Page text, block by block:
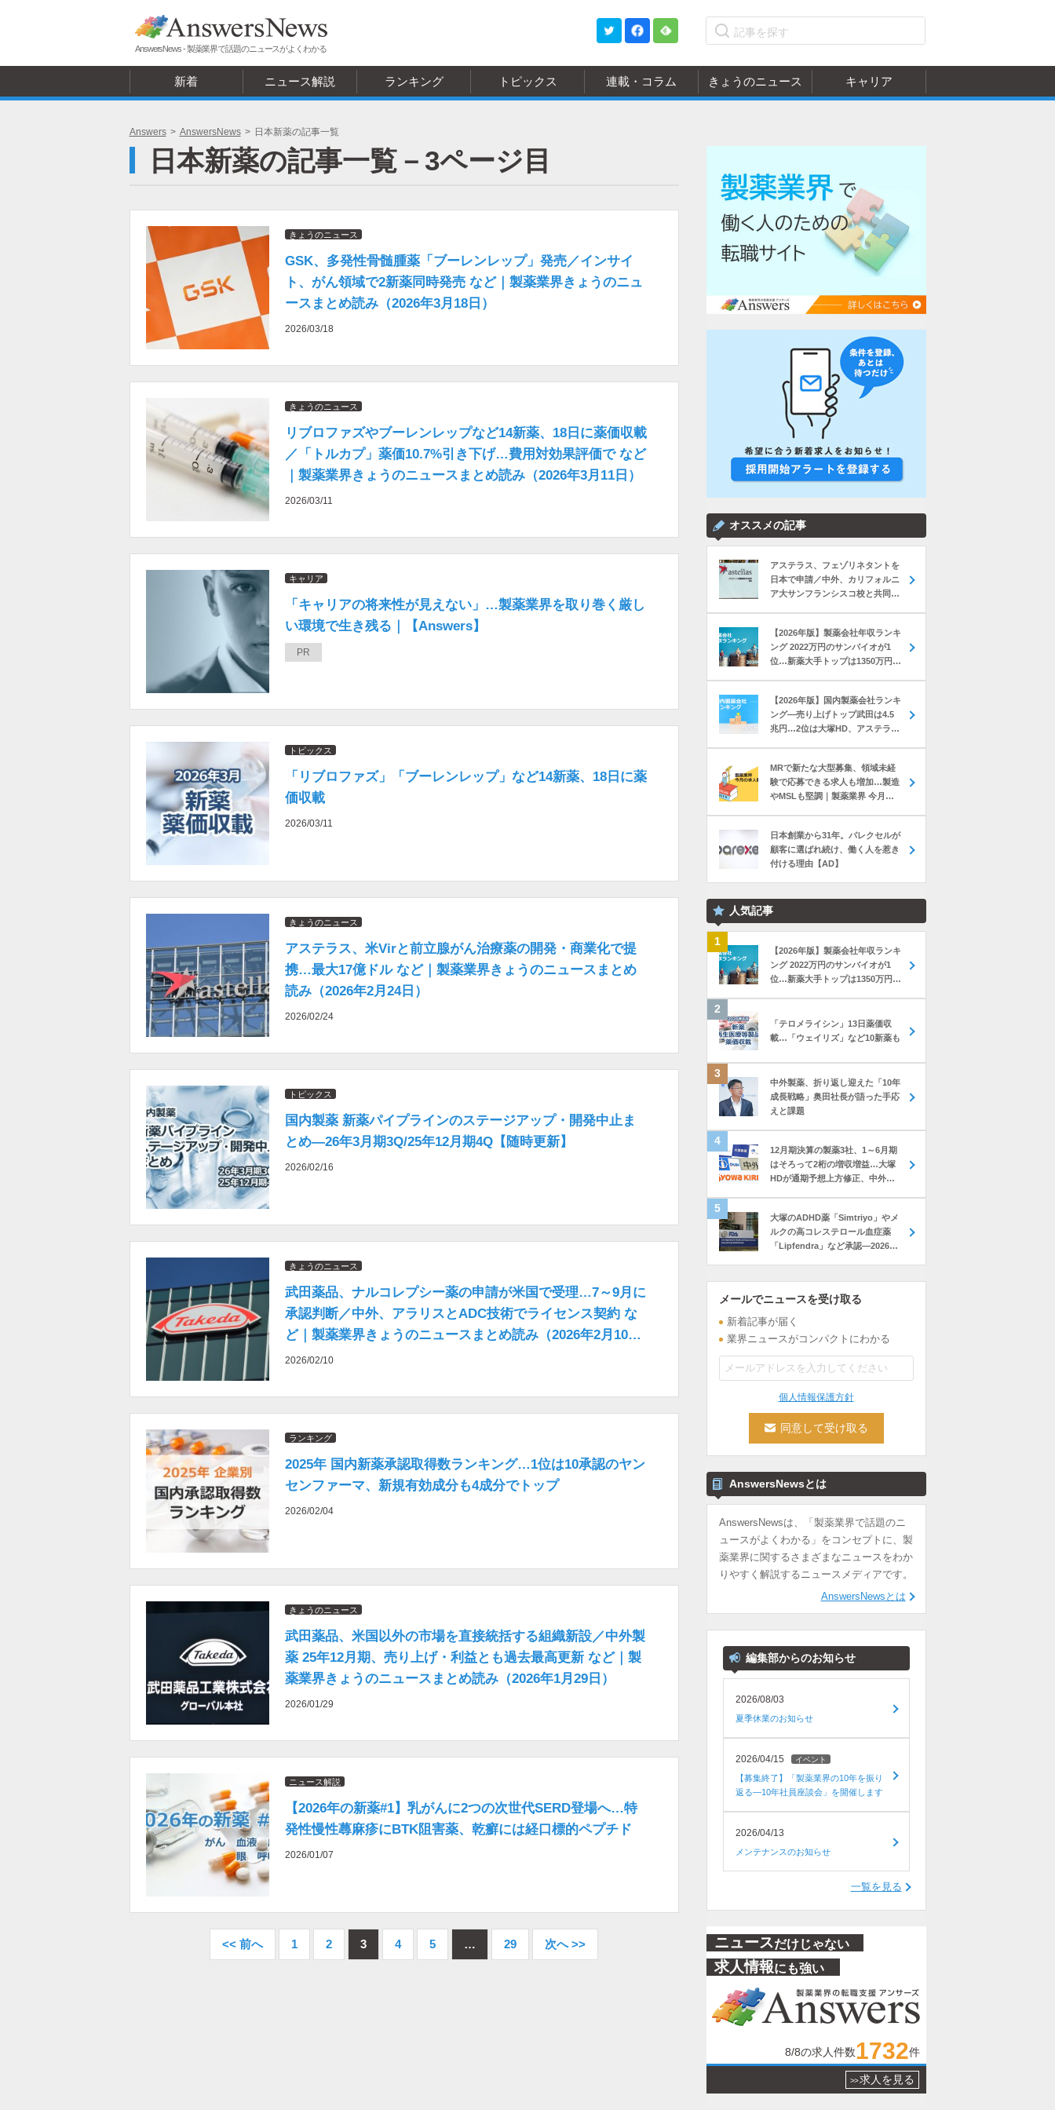
AnswersNews - 製薬業界で話題のニュースがよくわかる
新着 ニュース解説 ランキング トピックス 連載・コラム きょうのニュース キャリア
Answers > AnswersNews > 日本新薬の記事一覧
日本新薬の記事一覧－3ページ目
きょうのニュース
GSK、多発性骨髄腫薬「ブーレンレップ」発売／インサイ
ト、がん領域で2新薬同時発売 など｜製薬業界きょうのニュ
ースまとめ読み（2026年3月18日）
2026/03/18
きょうのニュース
リブロファズやブーレンレップなど14新薬、18日に薬価収載
／「トルカプ」薬価10.7%引き下げ…費用対効果評価で など
｜製薬業界きょうのニュースまとめ読み（2026年3月11日）
2026/03/11
キャリア
「キャリアの将来性が見えない」…製薬業界を取り巻く厳し
い環境で生き残る｜【Answers】
PR
トピックス
「リブロファズ」「ブーレンレップ」など14新薬、18日に薬
価収載
2026/03/11
きょうのニュース
アステラス、米Virと前立腺がん治療薬の開発・商業化で提
携…最大17億ドル など｜製薬業界きょうのニュースまとめ
読み（2026年2月24日）
2026/02/24
トピックス
国内製薬 新薬パイプラインのステージアップ・開発中止ま
とめ―26年3月期3Q/25年12月期4Q【随時更新】
2026/02/16
きょうのニュース
武田薬品、ナルコレプシー薬の申請が米国で受理…7～9月に
承認判断／中外、アラリスとADC技術でライセンス契約 な
ど｜製薬業界きょうのニュースまとめ読み（2026年2月10
日）
2026/02/10
ランキング
2025年 国内新薬承認取得数ランキング…1位は10承認のヤン
センファーマ、新規有効成分も4成分でトップ
2026/02/04
きょうのニュース
武田薬品、米国以外の市場を直接統括する組織新設／中外製
薬 25年12月期、売り上げ・利益とも過去最高更新 など｜製
薬業界きょうのニュースまとめ読み（2026年1月29日）
2026/01/29
ニュース解説
【2026年の新薬#1】乳がんに2つの次世代SERD登場へ…特
発性慢性蕁麻疹にBTK阻害薬、乾癬には経口標的ペプチド
2026/01/07
<< 前へ 1 2 3 4 5 … 29 次へ >>
オススメの記事
アステラス、フェゾリネタントを
日本で申請／中外、カリフォルニ
ア大サンフランシスコ校と共同研
【2026年版】製薬会社年収ランキ
ング 2022万円のサンバイオが1
位…新薬大手トップは1350万円の
【2026年版】国内製薬会社ランキ
ング―売り上げトップ武田は4.5
兆円…2位は大塚HD、アステラス
MRで新たな大型募集、領域未経
験で応募できる求人も増加…製造
やMSLも堅調｜製薬業界 今月の
日本創業から31年。パレクセルが
顧客に選ばれ続け、働く人を惹き
付ける理由【AD】
人気記事
【2026年版】製薬会社年収ランキ
ング 2022万円のサンバイオが1
位…新薬大手トップは1350万円の
「テロメライシン」13日薬価収
載…「ウェイリズ」など10新薬も
中外製薬、折り返し迎えた「10年
成長戦略」奥田社長が語った手応
えと課題
12月期決算の製薬3社、1～6月期
はそろって2桁の増収増益…大塚
HDが通期予想上方修正、中外も
大塚のADHD薬「Simtriyo」やメ
ルクの高コレステロール血症薬
「Lipfendra」など承認―2026年
メールでニュースを受け取る
新着記事が届く
業界ニュースがコンパクトにわかる
個人情報保護方針
AnswersNewsとは
AnswersNewsは、「製薬業界で話題のニ
ュースがよくわかる」をコンセプトに、製
薬業界に関するさまざまなニュースをわか
りやすく解説するニュースメディアです。
AnswersNewsとは
編集部からのお知らせ
2026/08/03
夏季休業のお知らせ
2026/04/15 イベント
【募集終了】「製薬業界の10年を振り
返る―10年社員座談会」を開催します
2026/04/13
メンテナンスのお知らせ
一覧を見る
ニュースだけじゃない
求人情報にも強い
8/8の求人件数1732件
>> 求人を見る